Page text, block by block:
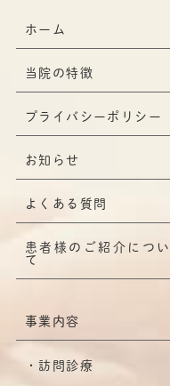
ホーム
当院の特徴
プライバシーポリシー
お知らせ
よくある質問
患者様のご紹介につい
て
事業内容
訪問診療